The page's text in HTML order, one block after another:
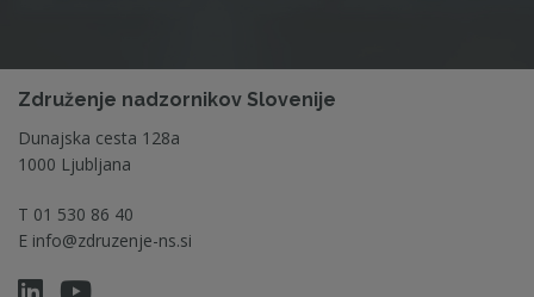
Združenje nadzornikov Slovenije
Dunajska cesta 128a
1000 Ljubljana
T 01 530 86 40
E info@zdruzenje-ns.si